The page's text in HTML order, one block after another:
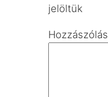
jelöltük
Hozzászólás